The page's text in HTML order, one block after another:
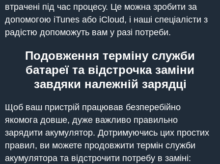
втрачені під час процесу. Це можна зробити за
допомогою iTunes або iCloud, і наші спеціалісти з
радістю допоможуть вам у разі потреби.
Подовження терміну служби
батареї та відстрочка заміни
завдяки належній зарядці
Щоб ваш пристрій працював безперебійно
якомога довше, дуже важливо правильно
зарядити акумулятор. Дотримуючись цих простих
правил, ви можете продовжити термін служби
акумулятора та відстрочити потребу в заміні: